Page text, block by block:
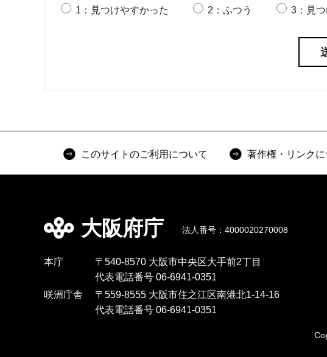
1：見つけやすかった 2：ふつう 3：見
このサイトのご利用について 著作権・リンクに
大阪府庁 法人番号：4000020270008
本庁
〒540-8570 大阪市中央区大手前2丁目
代表電話番号 06-6941-0351
咲洲庁舎
〒559-8555 大阪市住之江区南港北1-14-16
代表電話番号 06-6941-0351